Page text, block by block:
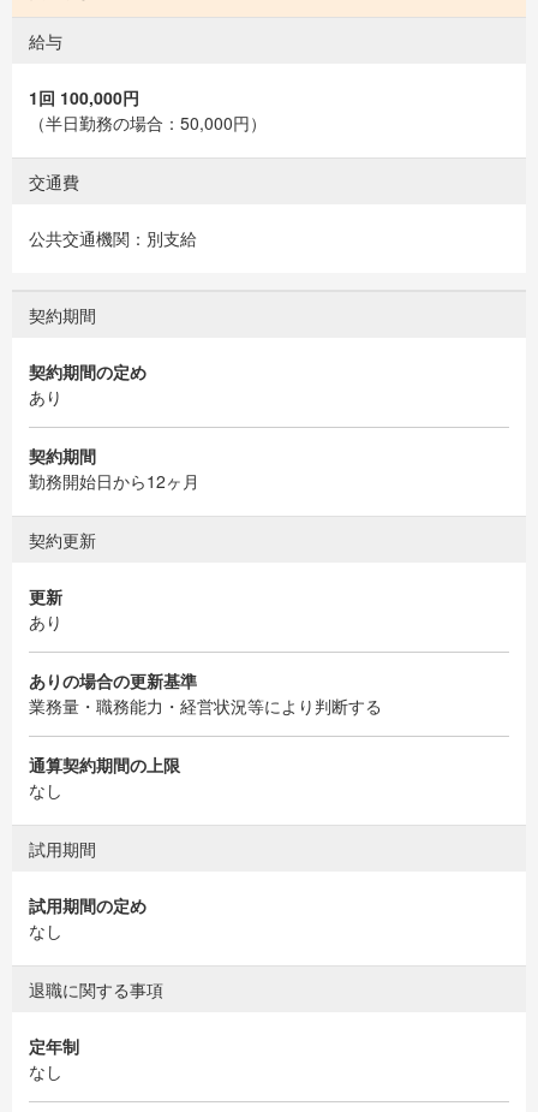
給与
1回 100,000円
（半日勤務の場合：50,000円）
交通費
公共交通機関：別支給
契約期間
契約期間の定め
あり
契約期間
勤務開始日から12ヶ月
契約更新
更新
あり
ありの場合の更新基準
業務量・職務能力・経営状況等により判断する
通算契約期間の上限
なし
試用期間
試用期間の定め
なし
退職に関する事項
定年制
なし